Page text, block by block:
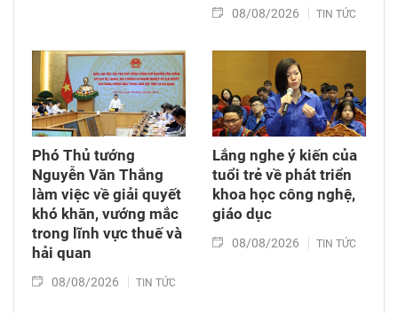
08/08/2026 TIN TỨC
Phó Thủ tướng
Nguyễn Văn Thắng
làm việc về giải quyết
khó khăn, vướng mắc
trong lĩnh vực thuế và
hải quan
08/08/2026 TIN TỨC
Lắng nghe ý kiến của
tuổi trẻ về phát triển
khoa học công nghệ,
giáo dục
08/08/2026 TIN TỨC